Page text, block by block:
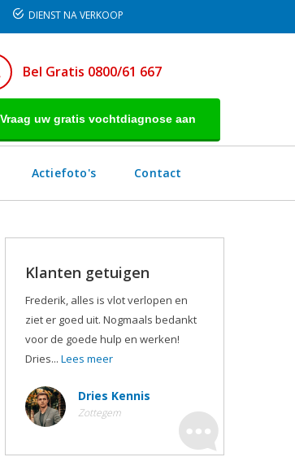
DIENST NA VERKOOP
Bel Gratis 0800/61 667
Vraag uw gratis vochtdiagnose aan
Actiefoto's Contact
Klanten getuigen
Frederik, alles is vlot verlopen en
ziet er goed uit. Nogmaals bedankt
voor de goede hulp en werken!
Dries... Lees meer
Dries Kennis
Zottegem